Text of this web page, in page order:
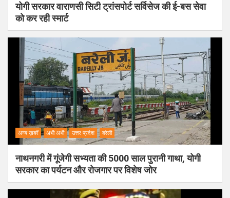
योगी सरकार वाराणसी सिटी ट्रांसपोर्ट सर्विसेज की ई-बस सेवा
को कर रही स्मार्ट
अन्य ख़बरें अभी अभी उत्तर प्रदेश बरेली
नाथनगरी में गूंजेगी सभ्यता की 5000 साल पुरानी गाथा, योगी
सरकार का पर्यटन और रोजगार पर विशेष जोर